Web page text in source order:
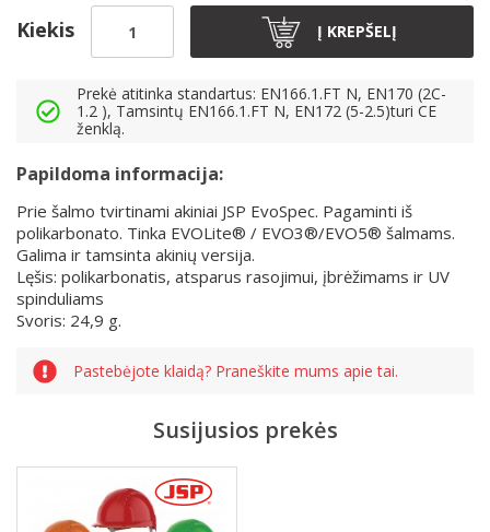
Kiekis Į KREPŠELĮ
Prekė atitinka standartus: EN166.1.FT N, EN170 (2C-
1.2 ), Tamsintų EN166.1.FT N, EN172 (5-2.5)turi CE
ženklą.
Papildoma informacija:
Prie šalmo tvirtinami akiniai JSP EvoSpec. Pagaminti iš
polikarbonato. Tinka EVOLite® / EVO3®/EVO5® šalmams.
Galima ir tamsinta akinių versija.
Lęšis: polikarbonatis, atsparus rasojimui, įbrėžimams ir UV
spinduliams
Svoris: 24,9 g.
Pastebėjote klaidą? Praneškite mums apie tai.
Susijusios prekės